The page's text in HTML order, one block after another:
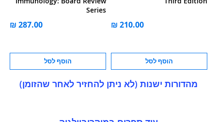
Series
הוסף לסל הוסף לסל
מהדורות ישנות (לא ניתן להחזיר לאחר שהזומן)